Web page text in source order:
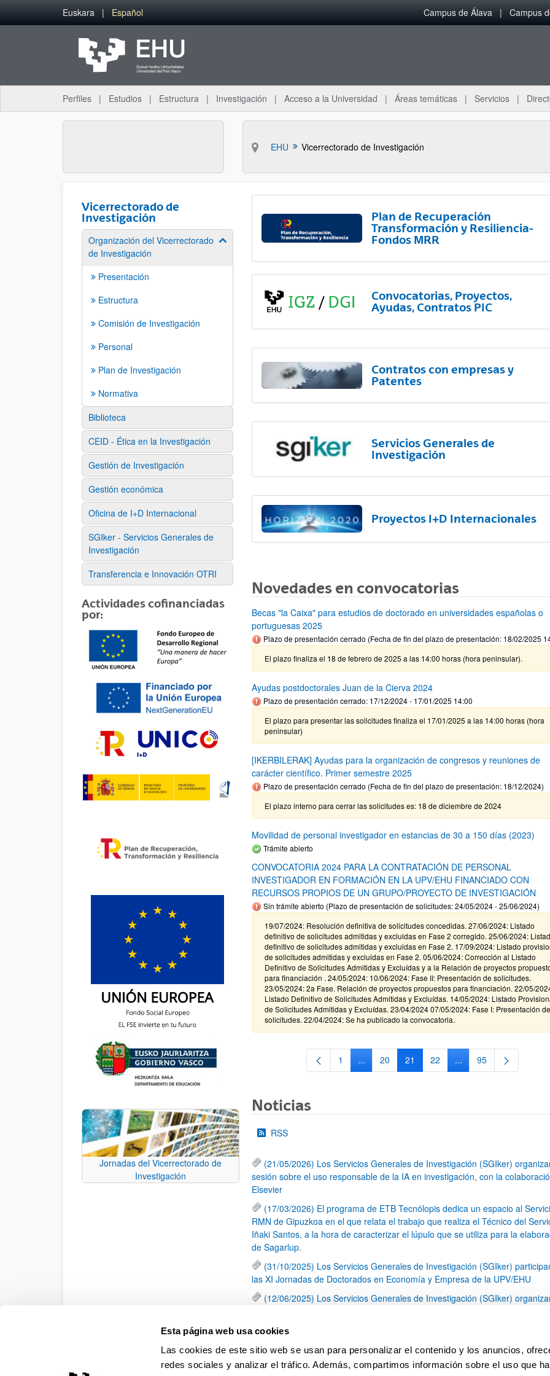
Esta página web usa cookies
Las cookies de este sitio web se usan para personalizar el contenido y los anuncios,
redes sociales y analizar el tráfico. Además, compartimos información sobre el uso que
Saltar al contenido principal
Euskara Español Campus de Álava Campus
Perfiles Estudios Estructura Investigación Acceso a la Universidad Áreas temáticas Servicios
EHU Vicerrectorado de Investigación
Vicerrectorado de
Investigación
Organización del Vicerrectorado
de Investigación
Mostrar/ocultar subpáginas
Presentación
Estructura
Comisión de Investigación
Personal
Plan de Investigación
Normativa
Biblioteca
CEID - Ética en la Investigación
Gestión de Investigación
Gestión económica
Oficina de I+D Internacional
SGIker - Servicios Generales de
Investigación
Transferencia e Innovación OTRI
Actividades cofinanciadas
por:
Jornadas del Vicerrectorado de
Investigación
Plan de Recuperación
Transformación y Resiliencia-
Fondos MRR
Convocatorias, Proyectos,
Ayudas, Contratos PIC
Contratos con empresas y
Patentes
Servicios Generales de
Investigación
Proyectos I+D Internacionales
Novedades en convocatorias
Becas "la Caixa" para estudios de doctorado en universidades españolas o
portuguesas 2025
Plazo de presentación cerrado (Fecha de fin del plazo de presentación: 18/02/2025
El plazo finaliza el 18 de febrero de 2025 a las 14:00 horas (hora peninsular).
Ayudas postdoctorales Juan de la Cierva 2024
Plazo de presentación cerrado: 17/12/2024 - 17/01/2025 14:00
El plazo para presentar las solicitudes finaliza el 17/01/2025 a las 14:00 horas (hora
peninsular)
[IKERBILERAK] Ayudas para la organización de congresos y reuniones de
carácter científico. Primer semestre 2025
Plazo de presentación cerrado (Fecha de fin del plazo de presentación: 18/12/2024)
El plazo interno para cerrar las solicitudes es: 18 de diciembre de 2024
Movilidad de personal investigador en estancias de 30 a 150 días (2023)
Trámite abierto
CONVOCATORIA 2024 PARA LA CONTRATACIÓN DE PERSONAL
INVESTIGADOR EN FORMACIÓN EN LA UPV/EHU FINANCIADO CON
RECURSOS PROPIOS DE UN GRUPO/PROYECTO DE INVESTIGACIÓN
Sin trámite abierto (Plazo de presentación de solicitudes: 24/05/2024 - 25/06/2024)
19/07/2024: Resolución definitiva de solicitudes concedidas. 27/06/2024: Listado
definitivo de solicitudes admitidas y excluidas en Fase 2 corregido. 25/06/2024:
definitivo de solicitudes admitidas y excluidas en Fase 2. 17/09/2024: Listado
de solicitudes admitidas y excluidas en Fase 2. 05/06/2024: Corrección al Listado
Definitivo de Solicitudes Admitidas y Excluídas y a la Relación de proyectos
para financiación . 24/05/2024: 10/06/2024: Fase II: Presentación de solicitudes.
23/05/2024: 2a Fase. Relación de proyectos propuestos para financiación. 22/05/
Listado Definitivo de Solicitudes Admitidas y Excluídas. 14/05/2024: Listado
de Solicitudes Admitidas y Excluídas. 23/04/2024 07/05/2024: Fase I: Presentación de
solicitudes. 22/04/2024: Se ha publicado la convocatoria.
Página
1 ...Páginas intermedias Use TAB para desplazarse.
Página
20 Página
21 Página
22 ...Páginas intermedias
Página
95
Noticias
RSS
(21/05/2026) Los Servicios Generales de Investigación (SGIker)
sesión sobre el uso responsable de la IA en investigación, con la
Elsevier
(17/03/2026) El programa de ETB Tecnólopis dedica un espacio al
RMN de Gipuzkoa en el que relata el trabajo que realiza el Técnico del
Iñaki Santos, a la hora de caracterizar el lúpulo que se utiliza para la
de Sagarlup.
(31/10/2025) Los Servicios Generales de Investigación (SGIker)
las XI Jornadas de Doctorados en Economía y Empresa de la UPV/EHU
(12/06/2025) Los Servicios Generales de Investigación (SGIker)
una caracterización química de dos variedades de lúpulo silvestre